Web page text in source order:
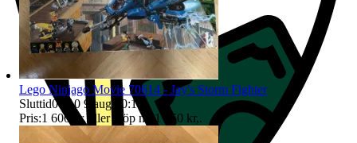
Lego Ninjago Movie 70614 - Jay's Storm Fighter
Sluttid00:10 9 aug 00:10
Pris:1 600 kr,Eller Köp nu 1 650 kr,.